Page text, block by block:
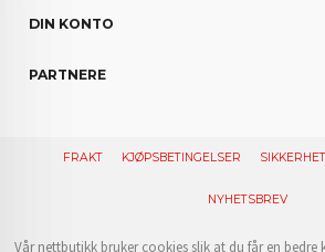
DIN KONTO
PARTNERE
FRAKT KJØPSBETINGELSER
NYHETSBREV
Vår nettbutikk bruker cookies slik at du får en bedre